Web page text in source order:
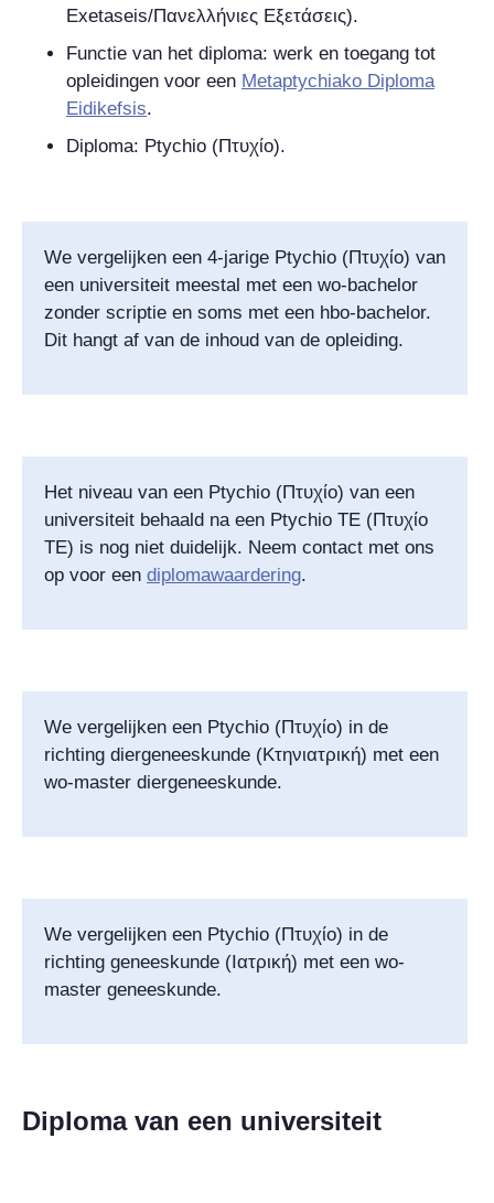
Exetaseis/Πανελλήνιες Εξετάσεις).
Functie van het diploma: werk en toegang tot
opleidingen voor een Metaptychiako Diploma
Eidikefsis.
Diploma: Ptychio (Πτυχίο).
We vergelijken een 4-jarige Ptychio (Πτυχίο) van
een universiteit meestal met een wo-bachelor
zonder scriptie en soms met een hbo-bachelor.
Dit hangt af van de inhoud van de opleiding.
Het niveau van een Ptychio (Πτυχίο) van een
universiteit behaald na een Ptychio TE (Πτυχίο
TE) is nog niet duidelijk. Neem contact met ons
op voor een diplomawaardering.
We vergelijken een Ptychio (Πτυχίο) in de
richting diergeneeskunde (Κτηνιατρική) met een
wo-master diergeneeskunde.
We vergelijken een Ptychio (Πτυχίο) in de
richting geneeskunde (Ιατρική) met een wo-
master geneeskunde.
Diploma van een universiteit